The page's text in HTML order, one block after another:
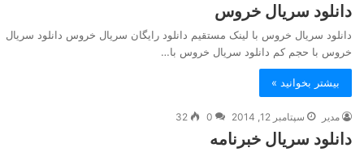
دانلود سریال خروس
دانلود سریال خروس با لینک مستقیم دانلود رایگان سریال خروس دانلود سریال
خروس با حجم کم دانلود سریال خروس با…
بیشتر بخوانید »
مدیر سپتامبر 12, 2014 0
32
دانلود سریال خبرنامه